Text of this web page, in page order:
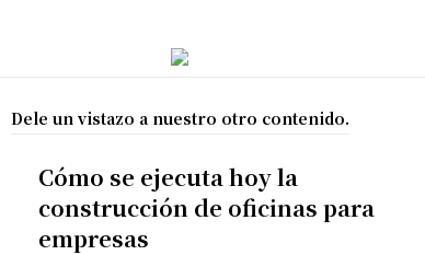
Dele un vistazo a nuestro otro contenido.
Cómo se ejecuta hoy la
construcción de oficinas para
empresas